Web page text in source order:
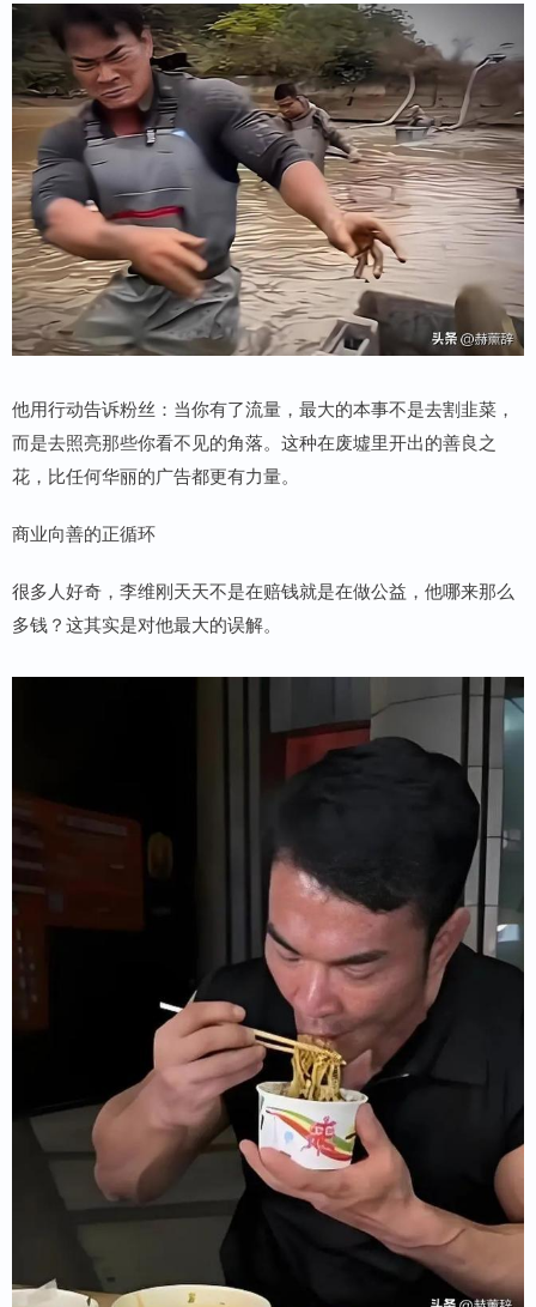
他用行动告诉粉丝：当你有了流量，最大的本事不是去割韭菜，
而是去照亮那些你看不见的角落。这种在废墟里开出的善良之
花，比任何华丽的广告都更有力量。
商业向善的正循环
很多人好奇，李维刚天天不是在赔钱就是在做公益，他哪来那么
多钱？这其实是对他最大的误解。